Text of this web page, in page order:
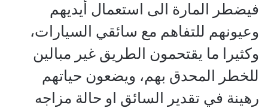
فيضطر المارة الى استعمال أيديهم
وعيونهم للتفاهم مع سائقي السيارات،
وكثيرا ما يقتحمون الطريق غير مبالين
للخطر المحدق بهم، ويضعون حياتهم
رهينة في تقدير السائق او حالة مزاجه